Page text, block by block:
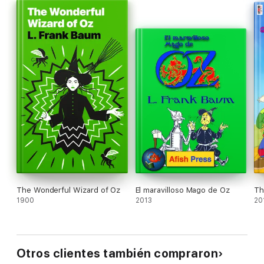
The Wonderful Wizard of Oz
1900
El maravilloso Mago de Oz
2013
Otros clientes también compraron